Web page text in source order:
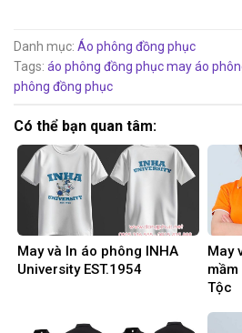
Danh mục: Áo phông đồng phục
Tags: áo phông đồng phụcmay áo
phông đồng phục
Có thể bạn quan tâm:
May và In áo phông INHA
University EST.1954
May
Tộc